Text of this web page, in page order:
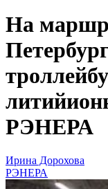
На
РЭНЕРА
Ирина Дорохова
РЭНЕРА